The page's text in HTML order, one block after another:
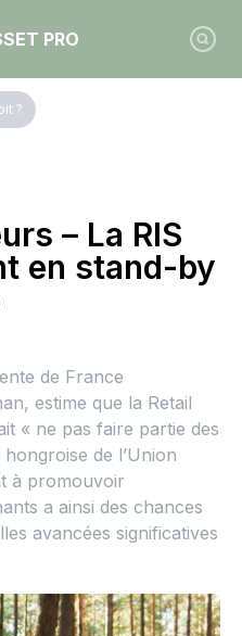
PRO
?
– La RIS
en stand-by
de France
estime que la Retail
« ne pas faire partie des
de l’Union
à promouvoir
a ainsi des chances
avancées significatives